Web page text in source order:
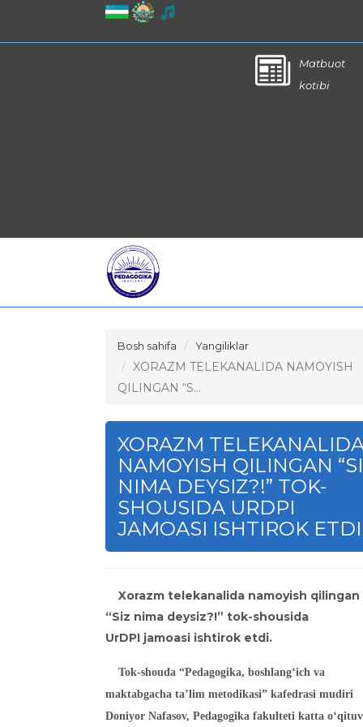
Matbuot
kotibi
Bosh sahifa Yangiliklar
XORAZM TELEKANALIDA NAMOYISH
QILINGAN “S...
XORAZM
NAMOYISH QILINGAN
NIMA DEYSIZ?!” TOK-
SHOUSIDA URDPI
JAMOASI ISHTIROK ETDI
Xorazm telekanalida namoyish qilingan
“Siz nima deysiz?!” tok-shousida
UrDPI jamoasi ishtirok etdi.
Tok-shouda “Pedagogika, boshlang‘ich va
maktabgacha ta’lim metodikasi” kafedrasi mudiri
Doniyor Nafasov, Pedagogika fakulteti katta